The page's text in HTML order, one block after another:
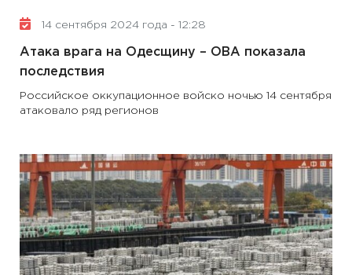
14 сентября 2024 года - 12:28
Атака врага на Одесщину – ОВА показала
последствия
Российское оккупационное войско ночью 14 сентября
атаковало ряд регионов